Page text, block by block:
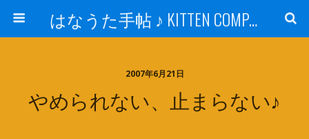
はなうた手帖 ♪ KITTEN COMPANY
2007年6月21日
やめられない、止まらない♪